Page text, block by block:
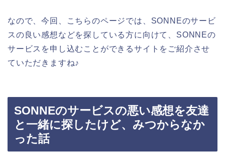
なので、今回、こちらのページでは、SONNEのサービ
スの良い感想などを探している方に向けて、SONNEの
サービスを申し込むことができるサイトをご紹介させ
ていただきますね♪
SONNEのサービスの悪い感想を友達
と一緒に探したけど、みつからなか
った話